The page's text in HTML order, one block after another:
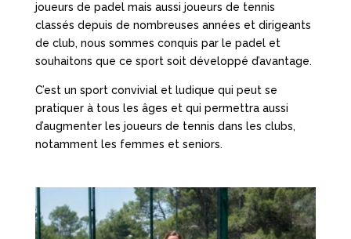
joueurs de padel mais aussi joueurs de tennis
classés depuis de nombreuses années et dirigeants
de club, nous sommes conquis par le padel et
souhaitons que ce sport soit développé d’avantage.
C’est un sport convivial et ludique qui peut se
pratiquer à tous les âges et qui permettra aussi
d’augmenter les joueurs de tennis dans les clubs,
notamment les femmes et seniors.